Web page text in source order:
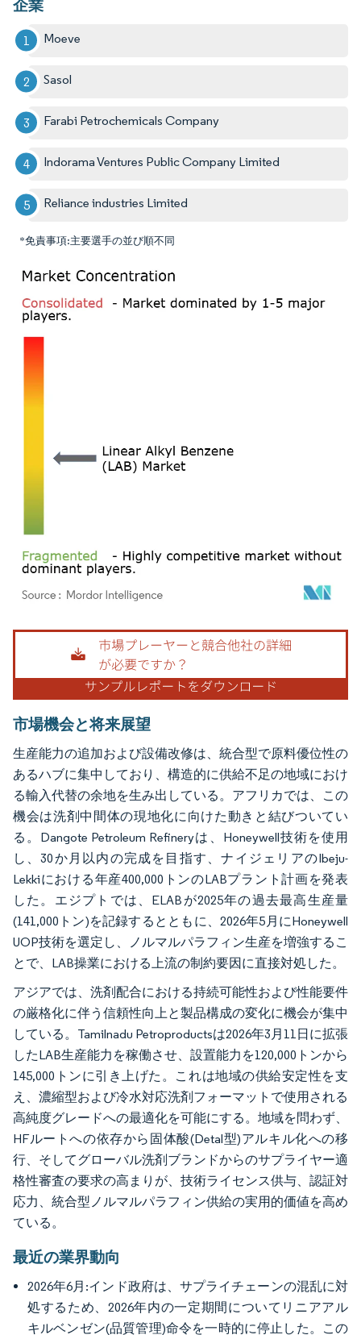
企業
Moeve
Sasol
Farabi Petrochemicals Company
Indorama Ventures Public Company Limited
Reliance industries Limited
*免責事項:主要選手の並び順不同
画像 © Mordor Intelligence。再利用にはCC BY 4.0の表示が必要です。
市場機会と将来展望
生産能力の追加および設備改修は、統合型で原料優位性の
あるハブに集中しており、構造的に供給不足の地域におけ
る輸入代替の余地を生み出している。アフリカでは、この
機会は洗剤中間体の現地化に向けた動きと結びついてい
る。Dangote Petroleum Refineryは、Honeywell技術を使用
し、30か月以内の完成を目指す、ナイジェリアのIbeju-
Lekkiにおける年産400,000トンのLABプラント計画を発表
した。エジプトでは、ELABが2025年の過去最高生産量
(141,000トン)を記録するとともに、2026年5月にHoneywell
UOP技術を選定し、ノルマルパラフィン生産を増強するこ
とで、LAB操業における上流の制約要因に直接対処した。
アジアでは、洗剤配合における持続可能性および性能要件
の厳格化に伴う信頼性向上と製品構成の変化に機会が集中
している。Tamilnadu Petroproductsは2026年3月11日に拡張
したLAB生産能力を稼働させ、設置能力を120,000トンから
145,000トンに引き上げた。これは地域の供給安定性を支
え、濃縮型および冷水対応洗剤フォーマットで使用される
高純度グレードへの最適化を可能にする。地域を問わず、
HFルートへの依存から固体酸(Detal型)アルキル化への移
行、そしてグローバル洗剤ブランドからのサプライヤー適
格性審査の要求の高まりが、技術ライセンス供与、認証対
応力、統合型ノルマルパラフィン供給の実用的価値を高め
ている。
最近の業界動向
2026年6月:インド政府は、サプライチェーンの混乱に対
処するため、2026年内の一定期間についてリニアアル
キルベンゼン(品質管理)命令を一時的に停止した。この